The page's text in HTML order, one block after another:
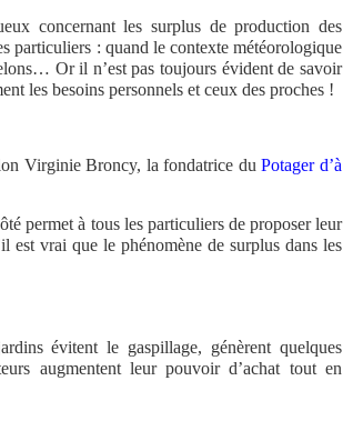
concernant les surplus de production des
particuliers : quand le contexte météorologique
Or il n’est pas toujours évident de savoir
les besoins personnels et ceux des proches !
Virginie Broncy, la fondatrice duPotager d’à
permet à tous les particuliers de proposer leur
est vrai que le phénomène de surplus dans les
évitent le gaspillage, génèrent quelques
augmentent leur pouvoir d’achat tout en